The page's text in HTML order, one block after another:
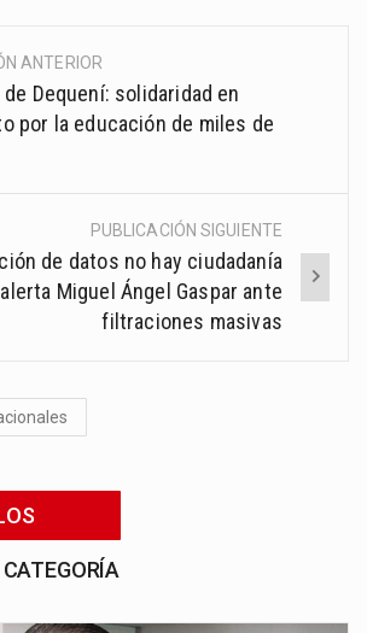
ANTERIOR
de Dequení: solidaridad en
por la educación de miles de
PUBLICACIÓN SIGUIENTE
de datos no hay ciudadanía
Miguel Ángel Gaspar ante
filtraciones masivas